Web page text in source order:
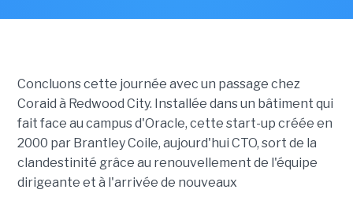
Concluons cette journée avec un passage chez
Coraid à Redwood City. Installée dans un bâtiment qui
fait face au campus d'Oracle, cette start-up créée en
2000 par Brantley Coile, aujourd'hui CTO, sort de la
clandestinité grâce au renouvellement de l'équipe
dirigeante et à l'arrivée de nouveaux